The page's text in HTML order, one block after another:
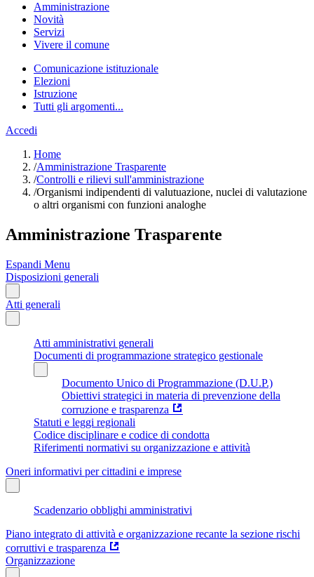
Amministrazione
Novità
Servizi
Vivere il comune
Comunicazione istituzionale
Elezioni
Istruzione
Tutti gli argomenti...
Accedi
Home
/Amministrazione Trasparente
/Controlli e rilievi sull'amministrazione
/Organismi indipendenti di valutuazione, nuclei di valutazione
o altri organismi con funzioni analoghe
Amministrazione Trasparente
Espandi Menu
Disposizioni generali
Atti generali
Atti amministrativi generali
Documenti di programmazione strategico gestionale
Documento Unico di Programmazione (D.U.P.)
Obiettivi strategici in materia di prevenzione della
corruzione e trasparenza
Statuti e leggi regionali
Codice disciplinare e codice di condotta
Riferimenti normativi su organizzazione e attività
Oneri informativi per cittadini e imprese
Scadenzario obblighi amministrativi
Piano integrato di attività e organizzazione recante la sezione rischi
corruttivi e trasparenza
Organizzazione